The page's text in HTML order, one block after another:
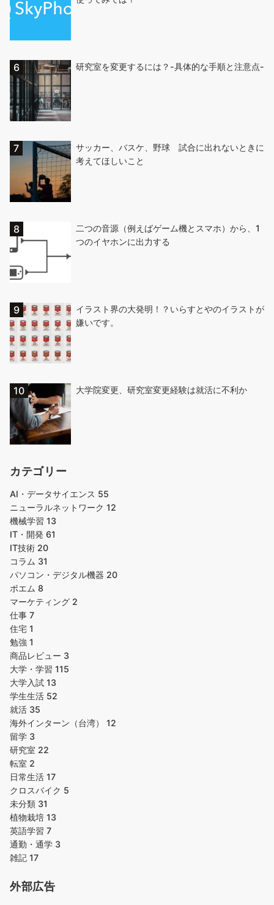
研究室を変更するには？-具体的な手順と注意点-
サッカー、バスケ、野球 試合に出れないときに
考えてほしいこと
二つの音源（例えばゲーム機とスマホ）から、1
つのイヤホンに出力する
イラスト界の大発明！？いらすとやのイラストが
嫌いです。
大学院変更、研究室変更経験は就活に不利か
カテゴリー
AI・データサイエンス 55
ニューラルネットワーク 12
機械学習 13
IT・開発 61
IT技術 20
コラム 31
パソコン・デジタル機器 20
ポエム 8
マーケティング 2
仕事 7
住宅 1
勉強 1
商品レビュー 3
大学・学習 115
大学入試 13
学生生活 52
就活 35
海外インターン（台湾） 12
留学 3
研究室 22
転室 2
日常生活 17
クロスバイク 5
未分類 31
植物栽培 13
英語学習 7
通勤・通学 3
雑記 17
外部広告